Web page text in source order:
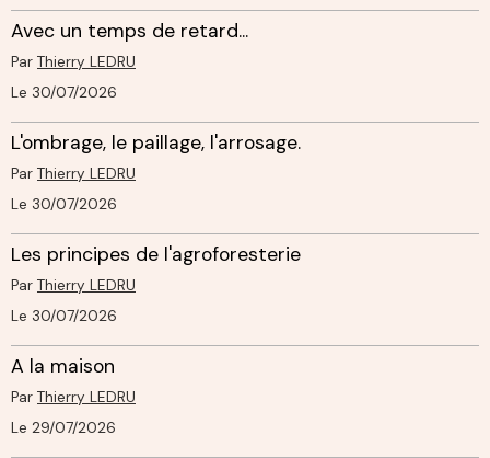
Avec un temps de retard...
Par Thierry LEDRU
Le 30/07/2026
L'ombrage, le paillage, l'arrosage.
Par Thierry LEDRU
Le 30/07/2026
Les principes de l'agroforesterie
Par Thierry LEDRU
Le 30/07/2026
A la maison
Par Thierry LEDRU
Le 29/07/2026